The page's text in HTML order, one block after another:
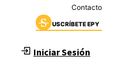
Contacto
USCRÍBETE EPY
Iniciar Sesión